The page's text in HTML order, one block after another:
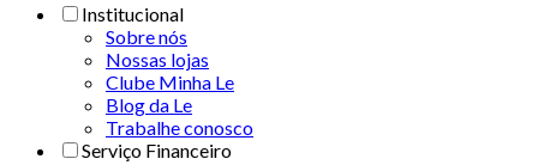
Institucional
Sobre nós
Nossas lojas
Clube Minha Le
Blog da Le
Trabalhe conosco
Serviço Financeiro